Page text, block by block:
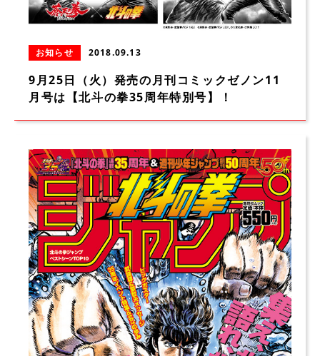
お知らせ 2018.09.13
9月25日（火）発売の月刊コミックゼノン11
月号は【北斗の拳35周年特別号】！